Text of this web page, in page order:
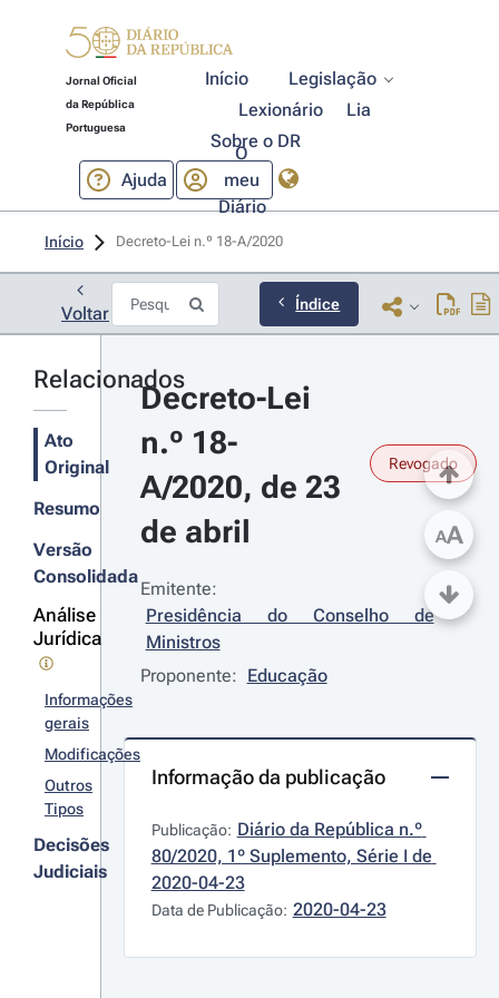
Jornal Oficial
da República
Portuguesa
Início
Legislação
Lexionário
Lia
Sobre o DR
Ajuda
O
meu
Diário
Início Decreto-Lei n.º 18-A/2020
Voltar Índice
Relacionados
Ato
Original
Resumo
Versão
Consolidada
Análise
Jurídica
Informações
gerais
Modificações
Outros
Tipos
Decisões
Judiciais
Decreto-Lei
n.º 18-
A/2020, de 23
de abril
Revogado
Emitente:
Presidência do Conselho de
Ministros
Proponente: Educação
Informação da publicação
Publicação: Diário da República n.º
80/2020, 1º Suplemento, Série I de
2020-04-23
Data de Publicação: 2020-04-23
AA